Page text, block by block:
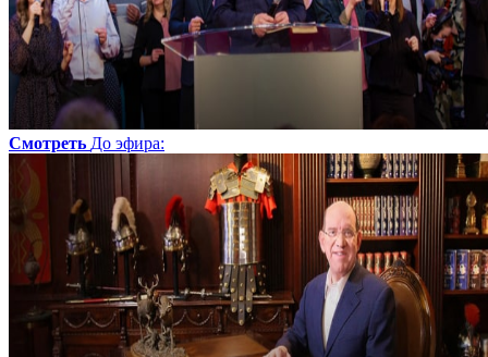
Смотреть До эфира: